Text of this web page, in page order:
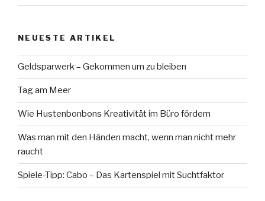
NEUESTE ARTIKEL
Geldsparwerk – Gekommen um zu bleiben
Tag am Meer
Wie Hustenbonbons Kreativität im Büro fördern
Was man mit den Händen macht, wenn man nicht mehr
raucht
Spiele-Tipp: Cabo – Das Kartenspiel mit Suchtfaktor